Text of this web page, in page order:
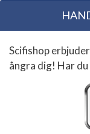
Scifishop
ångra dig! Har